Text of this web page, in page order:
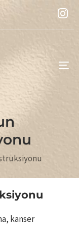
kanser